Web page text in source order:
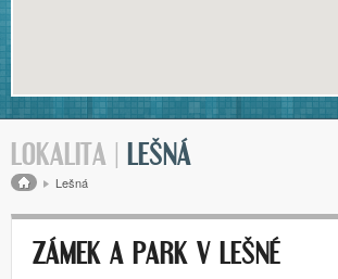
LOKALITA | LEŠNÁ
Drobečková navigace
Lešná
ZÁMEK A PARK V LEŠNÉ